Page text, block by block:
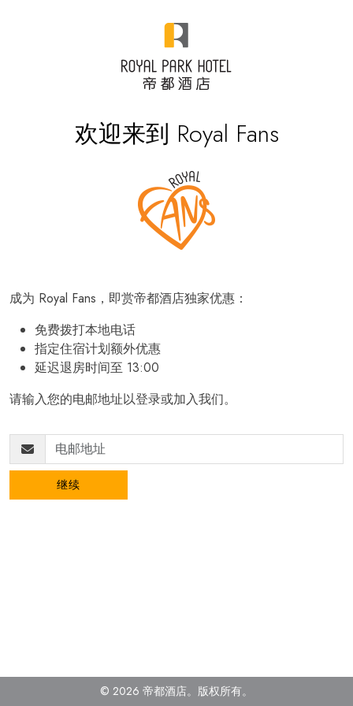
欢迎来到 Royal Fans
成为 Royal Fans，即赏帝都酒店独家优惠：
免费拨打本地电话
指定住宿计划额外优惠
延迟退房时间至 13:00
请输入您的电邮地址以登录或加入我们。
继续
© 2026 帝都酒店。 版权所有。